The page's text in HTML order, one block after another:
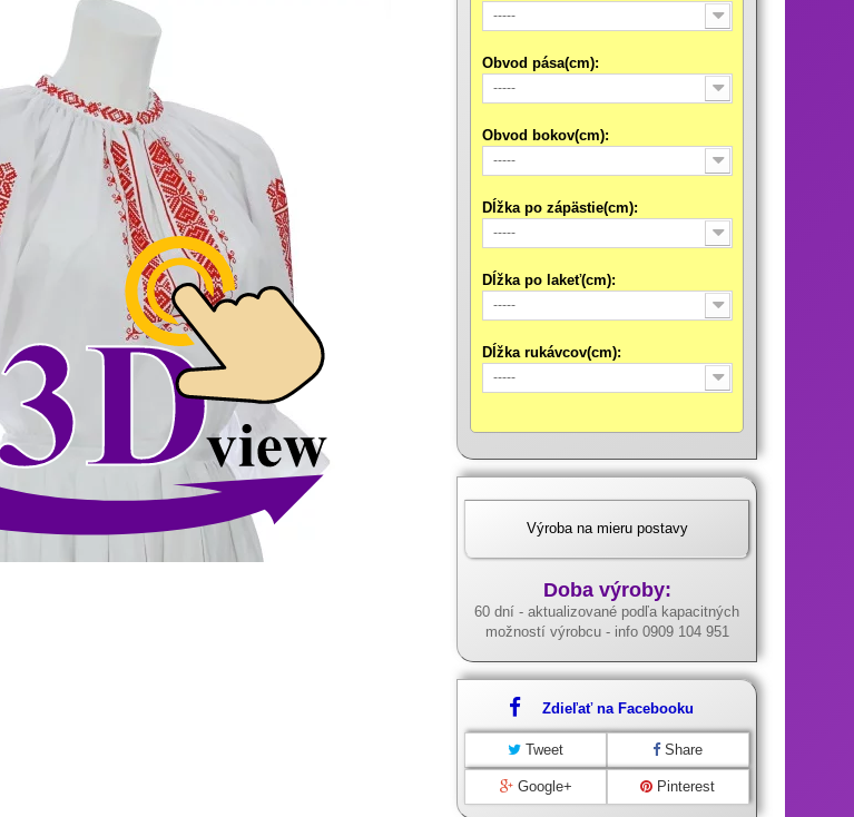
-----
Obvod pása(cm):
-----
Obvod bokov(cm):
-----
Dĺžka po zápästie(cm):
-----
Dĺžka po lakeť(cm):
-----
Dĺžka rukávcov(cm):
-----
Výroba na mieru postavy
Doba výroby:
60 dní - aktualizované podľa kapacitných
možností výrobcu - info 0909 104 951
Zdieľať na Facebooku
Tweet Share
Google+ Pinterest